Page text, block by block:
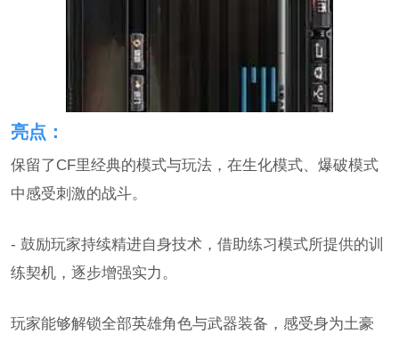
亮点：
保留了CF里经典的模式与玩法，在生化模式、爆破模式
中感受刺激的战斗。
- 鼓励玩家持续精进自身技术，借助练习模式所提供的训
练契机，逐步增强实力。
玩家能够解锁全部英雄角色与武器装备，感受身为土豪